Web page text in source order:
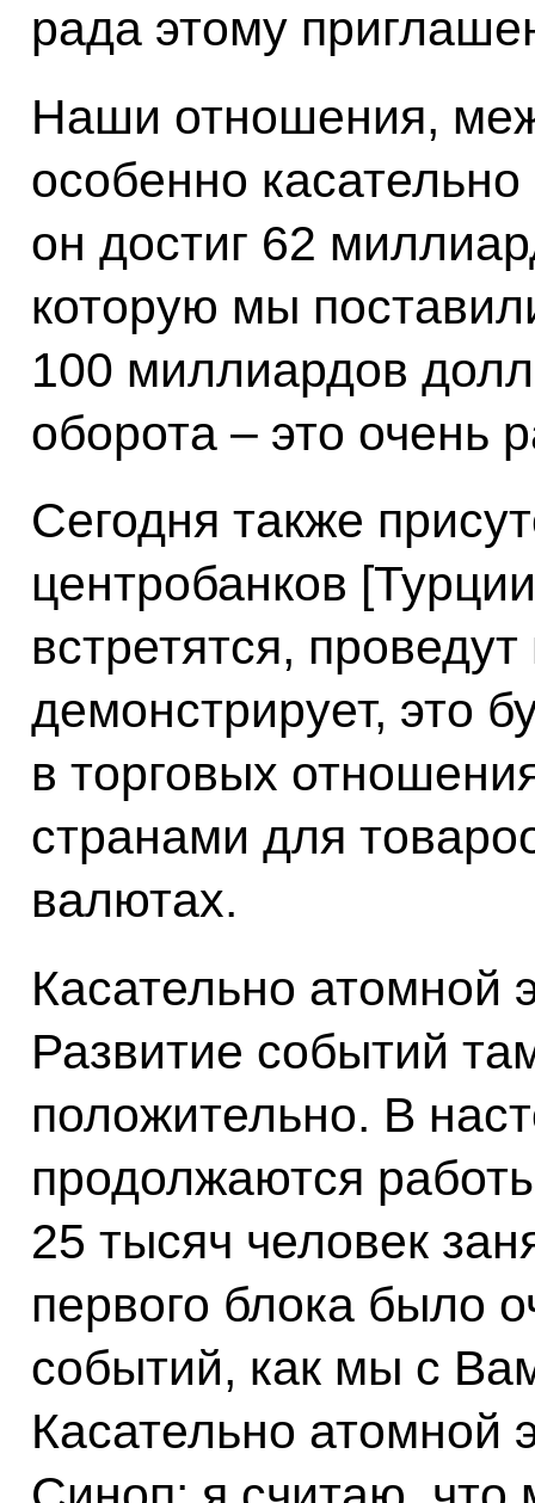
рада этому
Наши отношения,
особенно
он достиг 62
которую мы
100 миллиардов
оборота – это очень
Сегодня также
центробанков
встретятся,
демонстрирует, это
в торговых
странами для
валютах.
Касательно атомной
Развитие событий
положительно. В
продолжаются
25 тысяч человек
первого блока было
событий, как мы с
Касательно атомной